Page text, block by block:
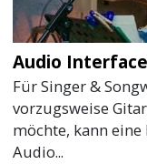
Audio
Für Singer &
vorzugsweise
möchte, kann eine
Audio...